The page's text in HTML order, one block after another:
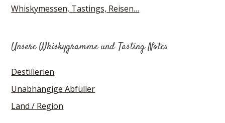
Whiskymessen, Tastings, Reisen…
Unsere Whiskygramme und Tasting Notes
Destillerien
Unabhängige Abfüller
Land / Region